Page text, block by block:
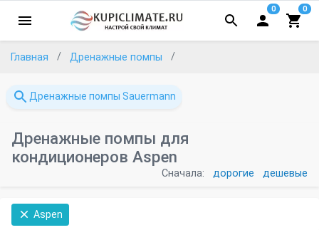
0 0
Главная Дренажные помпы
Дренажные помпы Sauermann
Дренажные помпы для
кондиционеров Aspen
Сначала: дорогие дешевые
Aspen